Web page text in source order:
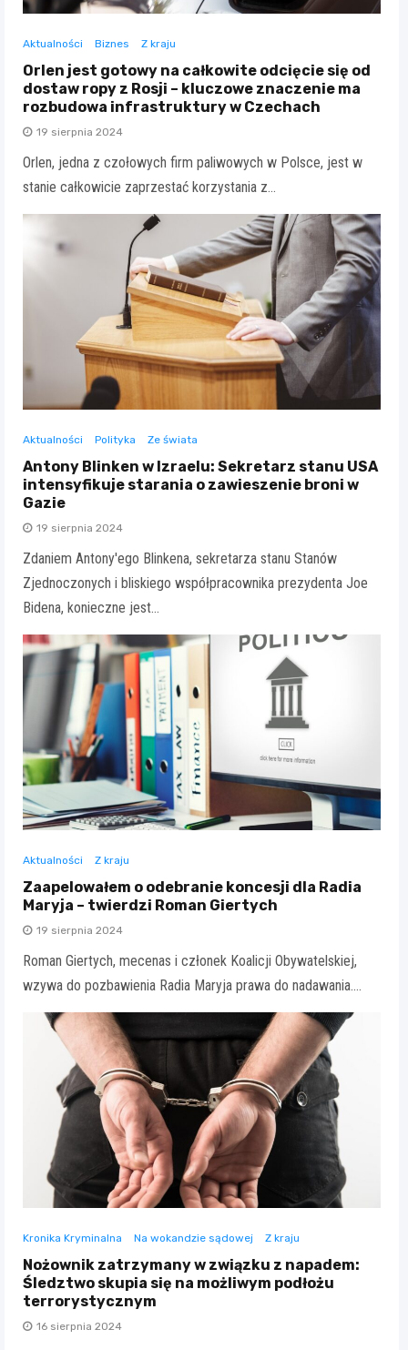
Aktualności Biznes Z kraju
Orlen jest gotowy na całkowite odcięcie się od
dostaw ropy z Rosji – kluczowe znaczenie ma
rozbudowa infrastruktury w Czechach
19 sierpnia 2024
Orlen, jedna z czołowych firm paliwowych w Polsce, jest w
stanie całkowicie zaprzestać korzystania z…
Aktualności Polityka Ze świata
Antony Blinken w Izraelu: Sekretarz stanu USA
intensyfikuje starania o zawieszenie broni w
Gazie
19 sierpnia 2024
Zdaniem Antony'ego Blinkena, sekretarza stanu Stanów
Zjednoczonych i bliskiego współpracownika prezydenta Joe
Bidena, konieczne jest…
Aktualności Z kraju
Zaapelowałem o odebranie koncesji dla Radia
Maryja – twierdzi Roman Giertych
19 sierpnia 2024
Roman Giertych, mecenas i członek Koalicji Obywatelskiej,
wzywa do pozbawienia Radia Maryja prawa do nadawania.…
Kronika Kryminalna Na wokandzie sądowej Z kraju
Nożownik zatrzymany w związku z napadem:
Śledztwo skupia się na możliwym podłożu
terrorystycznym
16 sierpnia 2024